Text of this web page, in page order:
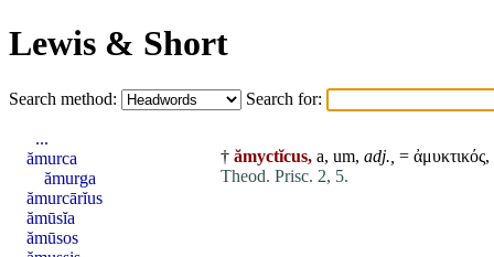
Lewis & Short
Search method: Search for:
† ămyctĭcus, a, um, adj., = ἀμυκτικός,
Theod. Prisc. 2, 5.
...
ămurca
ămurga
ămurcārĭus
ămūsĭa
ămūsos